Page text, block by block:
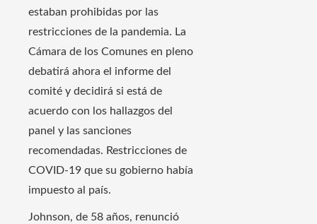
estaban prohibidas por las
restricciones de la pandemia. La
Cámara de los Comunes en pleno
debatirá ahora el informe del
comité y decidirá si está de
acuerdo con los hallazgos del
panel y las sanciones
recomendadas. Restricciones de
COVID-19 que su gobierno había
impuesto al país.
Johnson, de 58 años, renunció